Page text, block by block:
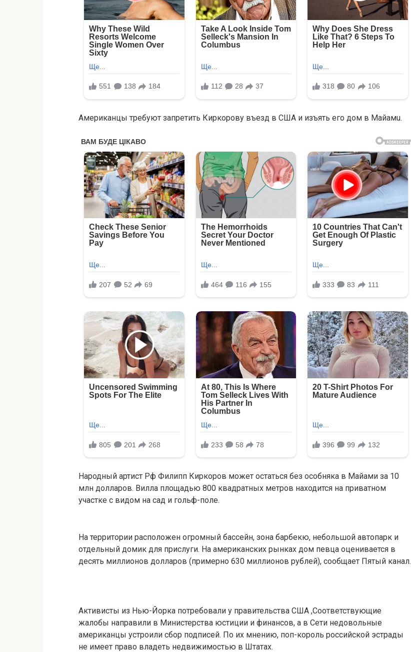
Американцы требуют запретить Киркорову въезд в США и изъять его дом в Мaйамu.
Народный артист Рф Филипп Киркоров может остаться без особняка в Майами за 10
млн долларов. Вилла площадью 800 квадратных метров находится на приватном
участке с видом на сад и гольф-поле.
На территории расположен огромный бассейн, зона барбекю, небольшой автопарк и
отдельный домик для прислуги. На американских рынках дом певца оценивается в
десять миллионов долларов (примерно 630 миллионов рублей), сообщает Пятый канал.
Активисты из Нью-Йорка потребовали у правительства США ,Соответствующие
жалобы направили в Министерства юстиции и финансов, а в Сети недовольные
американцы устроили сбор подписей. По их мнению, поп-король российской эстрады
не имеет право владеть недвижимостью в Штатах.